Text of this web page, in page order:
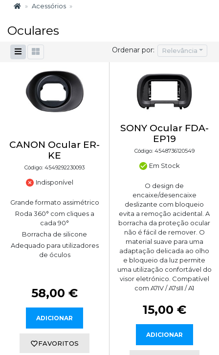
Acessórios
Oculares
Ordenar por: Relevância
CANON Ocular ER-
KE
Código: 4549292230093
Indisponível
Grande formato assimétrico
Roda 360° com cliques a
cada 90°
Borracha de silicone
Adequado para utilizadores
de óculos
58,00 €
ADICIONAR
FAVORITOS
SONY Ocular FDA-
EP19
Código: 4548736120549
Em Stock
O design de
encaixe/desencaixe
deslizante com bloqueio
evita a remoção acidental. A
borracha da proteção ocular
não é fácil de remover. O
material suave para uma
adaptação delicada ao olho
e bloqueio da luz permite
uma utilização confortável do
visor eletrónico. Compatível
com A7IV / A7sIII / A1
15,00 €
ADICIONAR